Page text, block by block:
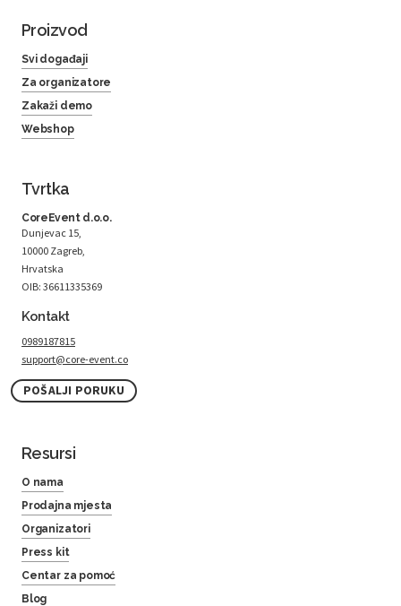
Proizvod
Svi događaji
Za organizatore
Zakaži demo
Webshop
Tvrtka
CoreEvent d.o.o.
Dunjevac 15,
10000 Zagreb,
Hrvatska
OIB: 36611335369
Kontakt
0989187815
support@core-event.co
POŠALJI PORUKU
Resursi
O nama
Prodajna mjesta
Organizatori
Press kit
Centar za pomoć
Blog